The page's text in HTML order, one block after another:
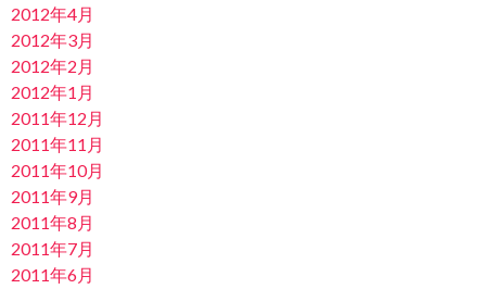
2012年4月
2012年3月
2012年2月
2012年1月
2011年12月
2011年11月
2011年10月
2011年9月
2011年8月
2011年7月
2011年6月